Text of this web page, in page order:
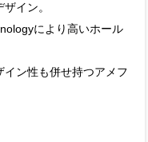
イン。
により高いホール
ン性も併せ持つアメフ